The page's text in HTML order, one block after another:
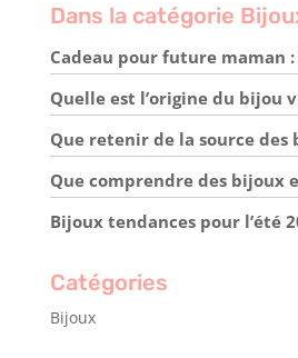
Dans la catégorie
Cadeau pour future maman
Quelle est l’origine du bijou
Que retenir de la source des
Que comprendre des bijoux
Bijoux tendances pour l’été
Catégories
Bijoux